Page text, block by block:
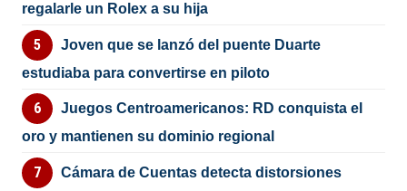
regalarle un Rolex a su hija
Joven que se lanzó del puente Duarte
estudiaba para convertirse en piloto
Juegos Centroamericanos: RD conquista el
oro y mantienen su dominio regional
Cámara de Cuentas detecta distorsiones